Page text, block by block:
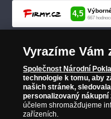
Vyrazíme Vám
Společnost Národní
technologie k tomu, aby
našich stránek,
personalizovaný
účelem shromažďujeme
zařízeních.